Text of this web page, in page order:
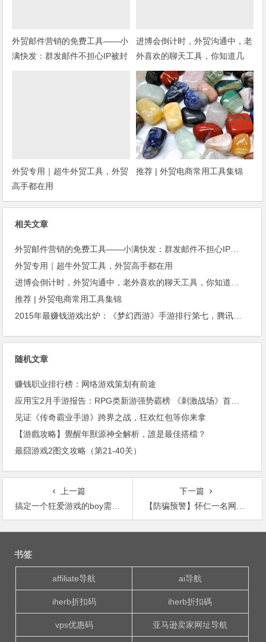
外贸邮件营销的免费工具——小
满快发：群发邮件不担心IP被封
进博会倒计时，外贸沟通中，老
外喜欢的聊天工具，你知道几
种？
外贸专用｜超牛外贸工具，外贸
高手都在用
推荐 | 外贸电商常用工具集锦
相关文章
外贸专用｜超牛外贸工具，外贸高手都在用
推荐 | 外贸电商常用工具集锦
随机文章
赚钱职业排行榜：网络游戏策划有前途
见证《传奇霸业手游》跨界之战，狂欢红包等你来拿
【游戲攻略】覺醒年獸源神全解析，誰是最佳搭檔？
最囧游戏2图文攻略（第21-40关）
上一篇
搞定一个狂爱游戏的boy需要几个步骤？
下一篇
【防骗预警】怀仁一名网友网络游戏交易买装备被骗！网游诈骗套路深，看完别再上当了
文
书签
affiliate导航 ai导航
iherb折扣码 iherb折扣碼
vps优惠码 亚马逊卖家网址导航